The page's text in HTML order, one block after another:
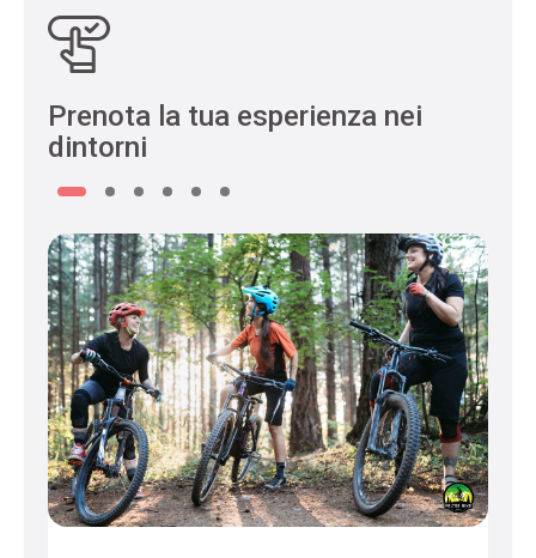
Prenota la tua esperienza nei
dintorni